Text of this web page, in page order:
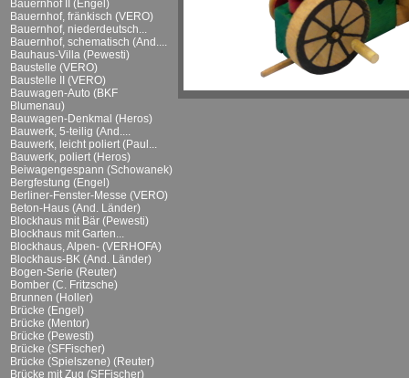
Bauernhof II (Engel)
Bauernhof, fränkisch (VERO)
Bauernhof, niederdeutsch...
Bauernhof, schematisch (And....
Bauhaus-Villa (Pewesti)
Baustelle (VERO)
Baustelle II (VERO)
Bauwagen-Auto (BKF
Blumenau)
Bauwagen-Denkmal (Heros)
Bauwerk, 5-teilig (And....
Bauwerk, leicht poliert (Paul...
Bauwerk, poliert (Heros)
Beiwagengespann (Schowanek)
Bergfestung (Engel)
Berliner-Fenster-Messe (VERO)
Beton-Haus (And. Länder)
Blockhaus mit Bär (Pewesti)
Blockhaus mit Garten...
Blockhaus, Alpen- (VERHOFA)
Blockhaus-BK (And. Länder)
Bogen-Serie (Reuter)
Bomber (C. Fritzsche)
Brunnen (Holler)
Brücke (Engel)
Brücke (Mentor)
Brücke (Pewesti)
Brücke (SFFischer)
Brücke (Spielszene) (Reuter)
Brücke mit Zug (SFFischer)